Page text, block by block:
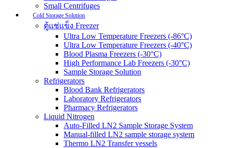
Small Centrifuges
Cold Storage Solution
ตู้แช่แข็ง Freezer
Ultra Low Temperature Freezers (-86°C)
Ultra Low Temperature Freezers (-40°C)
Blood Plasma Freezers (-30°C)
High Performance Lab Freezers (-30°C)
Sample Storage Solution
Refrigerators
Blood Bank Refrigerators
Laboratory Refrigerators
Pharmacy Refrigerators
Liquid Nitrogen
Auto-Filled LN2 Sample Storage System
Manual-filled LN2 sample storage system
Thermo LN2 Transfer vessels